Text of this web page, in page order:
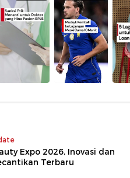
Expo 2026, Inovasi dan
Terbaru